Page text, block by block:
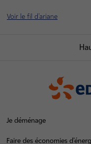
Voir le fil d'ariane
Je déménage
Faire des économies